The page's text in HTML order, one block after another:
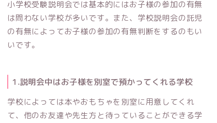
小学校受験説明会では基本的にはお子様の参加の有無
は問わない学校が多いです。また、学校説明会の託児
の有無によってお子様の参加の有無判断をするのもい
いです。
1.説明会中はお子様を別室で預かってくれる学校
学校によっては本やおもちゃを別室に用意してくれ
て、他のお友達や先生方と待っていることができる学